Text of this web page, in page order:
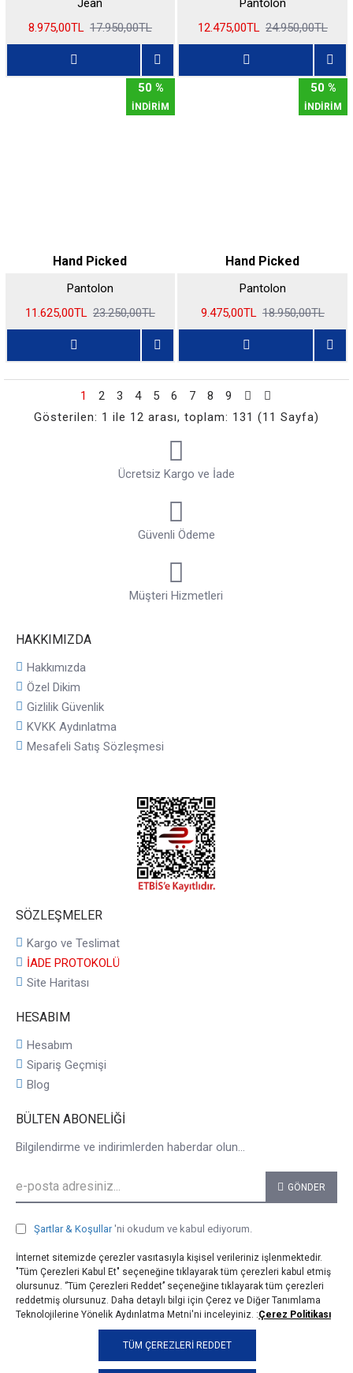
Jean
8.975,00TL 17.950,00TL
Pantolon
12.475,00TL 24.950,00TL
İNDİRİM
50 %
Hand Picked
Pantolon
11.625,00TL 23.250,00TL
İNDİRİM
50 %
Hand Picked
Pantolon
9.475,00TL 18.950,00TL
1 2 3 4 5 6 7 8
9
Gösterilen: 1 ile 12 arası, toplam: 131 (11 Sayfa)
Ücretsiz Kargo ve İade
Güvenli Ödeme
Müşteri Hizmetleri
HAKKIMIZDA
Hakkımızda
Özel Dikim
Gizlilik Güvenlik
KVKK Aydınlatma
Mesafeli Satış Sözleşmesi
SÖZLEŞMELER
Kargo ve Teslimat
İADE PROTOKOLÜ
Site Haritası
HESABIM
Hesabım
Sipariş Geçmişi
Blog
BÜLTEN ABONELIĞI
Bilgilendirme ve indirimlerden haberdar olun...
GÖNDER
Şartlar & Koşullar 'ni okudum ve kabul ediyorum.
© 2025, taji.com.tr, Tüm Hakları Saklıdır.
İnternet sitemizde çerezler vasıtasıyla kişisel verileriniz işlenmektedir.
"Tüm Çerezleri Kabul Et" seçeneğine tıklayarak tüm çerezleri kabul etmiş
olursunuz. ‘’Tüm Çerezleri Reddet’’ seçeneğine tıklayarak tüm çerezleri
reddetmiş olursunuz. Daha detaylı bilgi için Çerez ve Diğer Tanımlama
Teknolojilerine Yönelik Aydınlatma Metni'ni inceleyiniz. :Çerez Politikası
TÜM ÇEREZLERI REDDET